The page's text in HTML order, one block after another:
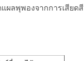
ผลพุพองจากการเสียดสี